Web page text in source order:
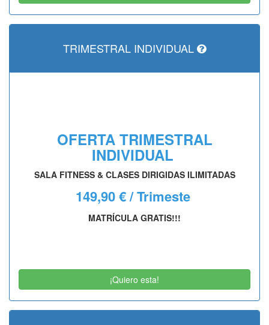
TRIMESTRAL INDIVIDUAL
OFERTA TRIMESTRAL
INDIVIDUAL
SALA FITNESS & CLASES DIRIGIDAS ILIMITADAS
149,90 € / Trimeste
MATRÍCULA GRATIS!!!
¡Quiero esta!